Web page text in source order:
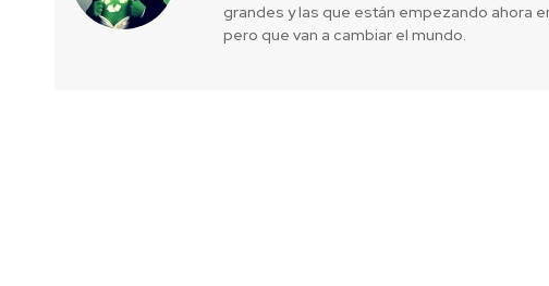
grandes y las que están empezando ahora
pero que van a cambiar el mundo.